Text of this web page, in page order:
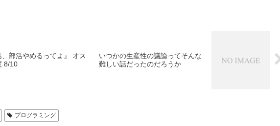
、部活やめるってよ』 オス
8/10
いつかの生産性の議論ってそんな
難しい話だったのだろうか
プログラミング